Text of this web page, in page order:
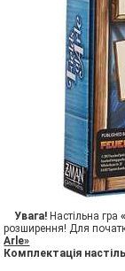
Увага! Настільна гра
розширення! Для
Arle»
Комплектація